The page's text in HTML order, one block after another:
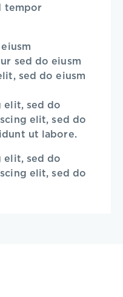
tempor
sed do eiusm
sed do eiusm
elit, sed do
elit, sed do
ut labore.
elit, sed do
elit, sed do